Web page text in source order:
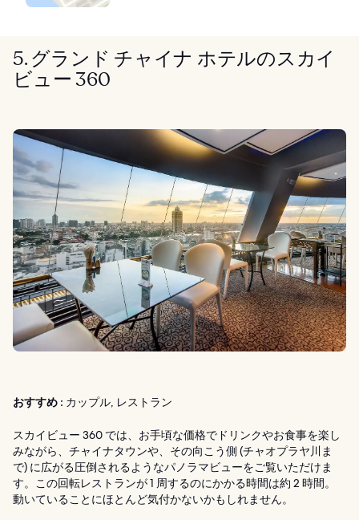
5. グランド チャイナ ホテルのスカイ
ビュー 360
おすすめ : カップル, レストラン
スカイビュー 360 では、お手頃な価格でドリンクやお食事を楽し
みながら、チャイナタウンや、その向こう側 (チャオプラヤ川ま
で) に広がる圧倒されるようなパノラマビューをご覧いただけま
す。この回転レストランが 1 周するのにかかる時間は約 2 時間。
動いていることにほとんど気付かないかもしれません。